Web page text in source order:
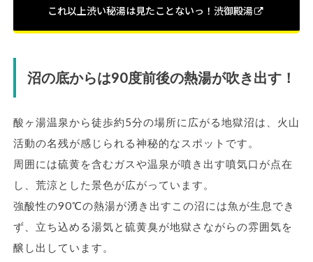
これ以上渋い秘湯は見たことないっ！渋御殿湯
沼の底からは90度前後の熱湯が吹き出す！
酸ヶ湯温泉から徒歩約5分の場所に広がる地獄沼は、火山
活動の名残が感じられる神秘的なスポットです。
周囲には硫黄を含むガスや温泉が噴き出す噴気口が点在
し、荒涼とした景色が広がっています。
強酸性の90℃の熱湯が湧き出すこの沼には魚が生息でき
ず、立ち込める湯気と硫黄臭が地獄さながらの雰囲気を
醸し出しています。